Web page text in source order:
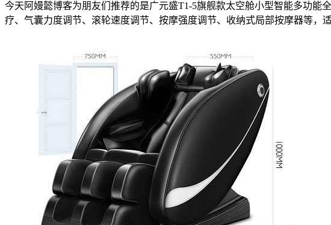
今天阿嫚懿博客为朋友们推荐的是广元盛T1-5旗舰款太空舱小型智能多功能
疗、气囊力度调节、滚轮速度调节、按摩强度调节、收纳式局部按摩器等，